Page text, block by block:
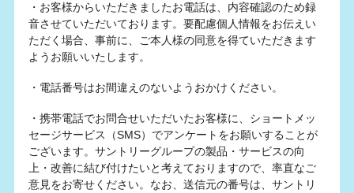
・お客様からいただきましたお電話は、内容確認のため録
音させていただいております。要配慮個人情報をお伝えい
ただく場合、事前に、ご本人様の同意を得ていただきます
ようお願いいたします。
・電話番号はお間違えのないようおかけください。
・携帯電話でお問合せいただいたお客様に、ショートメッ
セージサービス（SMS）でアンケートをお願いすることが
ございます。サントリーグループの製品・サービスの向
上・改善に結び付けたいと考えておりますので、率直なご
意見をお寄せください。なお、送信元の番号は、サントリ